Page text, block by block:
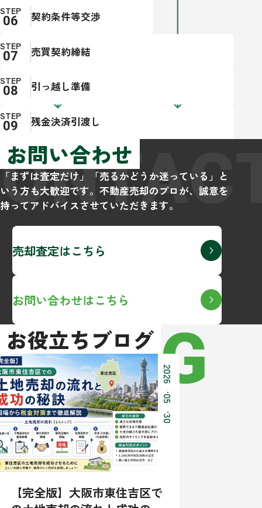
STEP 契約条件等交渉
STEP 売買契約締結
STEP 引っ越し準備
STEP 残金決済引渡し
お問い合わせ
「まずは査定だけ」「売るかどうか迷っている」と
いう方も大歓迎です。不動産売却のプロが、誠意を
持ってアドバイスさせていただきます。
売却査定はこちら
お問い合わせはこちら
お役立ちブログ
BLOG
2026
05
30
【完全版】大阪市東住吉区で